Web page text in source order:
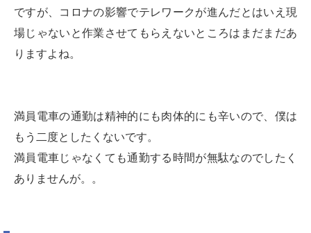
ですが、コロナの影響でテレワークが進んだとはいえ現
場じゃないと作業させてもらえないところはまだまだあ
りますよね。
満員電車の通勤は精神的にも肉体的にも辛いので、僕は
もう二度としたくないです。
満員電車じゃなくても通勤する時間が無駄なのでしたく
ありませんが。。